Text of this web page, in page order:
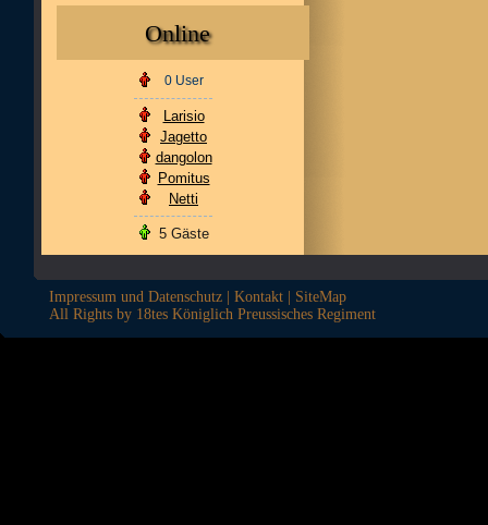
Online
0 User
Larisio
Jagetto
dangolon
Pomitus
Netti
5 Gäste
Impressum und Datenschutz Kontakt
SiteMap
All Rights by 18tes Königlich Preussisches Regiment